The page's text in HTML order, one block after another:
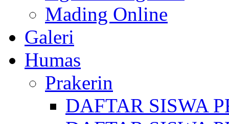
Mading Online
Galeri
Humas
Prakerin
DAFTAR SISWA